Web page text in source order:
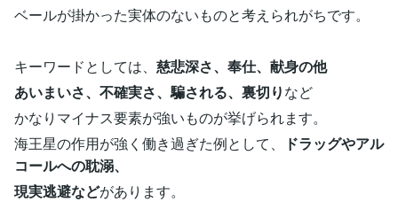
ベールが掛かった実体のないものと考えられがちです。
キーワードとしては、 慈悲深さ、奉仕、献身の他
あいまいさ、不確実さ、騙される、裏切りなど
かなりマイナス要素が強いものが挙げられます。
海王星の作用が強く働き過ぎた例として、
ドラッグやアル
コールへの耽溺、
現実逃避などがあります。